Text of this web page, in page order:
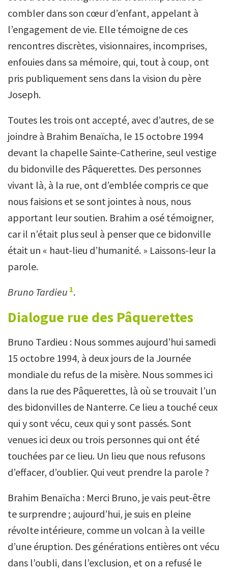
combler dans son cœur d’enfant, appelant à
l’engagement de vie. Elle témoigne de ces
rencontres discrètes, visionnaires, incomprises,
enfouies dans sa mémoire, qui, tout à coup, ont
pris publiquement sens dans la vision du père
Joseph.
Toutes les trois ont accepté, avec d’autres, de se
joindre à Brahim Benaïcha, le 15 octobre 1994
devant la chapelle Sainte-Catherine, seul vestige
du bidonville des Pâquerettes. Des personnes
vivant là, à la rue, ont d’emblée compris ce que
nous faisions et se sont jointes à nous, nous
apportant leur soutien. Brahim a osé témoigner,
car il n’était plus seul à penser que ce bidonville
était un « haut-lieu d’humanité. » Laissons-leur la
parole.
Bruno Tardieu 1.
Dialogue rue des Pâquerettes
Bruno Tardieu : Nous sommes aujourd’hui samedi
15 octobre 1994, à deux jours de la Journée
mondiale du refus de la misère. Nous sommes ici
dans la rue des Pâquerettes, là où se trouvait l’un
des bidonvilles de Nanterre. Ce lieu a touché ceux
qui y sont vécu, ceux qui y sont passés. Sont
venues ici deux ou trois personnes qui ont été
touchées par ce lieu. Un lieu que nous refusons
d’effacer, d’oublier. Qui veut prendre la parole ?
Brahim Benaïcha : Merci Bruno, je vais peut-être
te surprendre ; aujourd’hui, je suis en pleine
révolte intérieure, comme un volcan à la veille
d’une éruption. Des générations entières ont vécu
dans l’oubli, dans l’exclusion, et on a refusé le